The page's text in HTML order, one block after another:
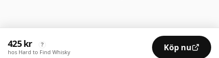
425 kr ?
hos Hard to Find Whisky Köp nu